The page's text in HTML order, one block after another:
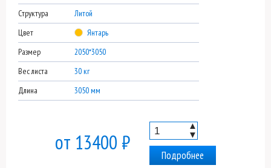
Структура
Литой
Цвет
Янтарь
Размер
2050*3050
Вес листа
30 кг
Длина
3050 мм
от 13400 ₽
▲
▼
Подробнее